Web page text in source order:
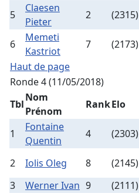
5
Claesen
Pieter
2 (2315)
6
Memeti
Kastriot
7 (2173)
Haut de page
Ronde 4 (11/05/2018)
Tbl
Nom
Prénom
RankElo
1
Fontaine
Quentin
4 (2303)
2 Iolis Oleg 8 (2145)
3
Werner Ivan 9 (2111)